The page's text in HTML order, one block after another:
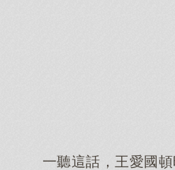
一聽這話，王愛國